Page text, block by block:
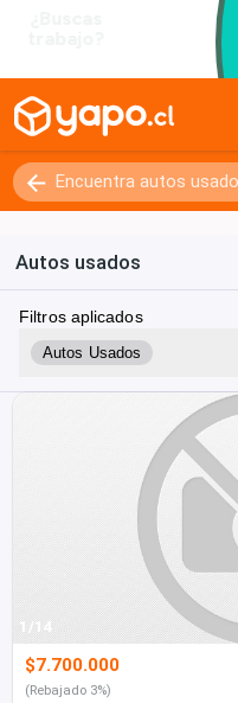
Autos usados
Filtros aplicados
Autos Usados
1/14
$7.700.000
(Rebajado 3%)